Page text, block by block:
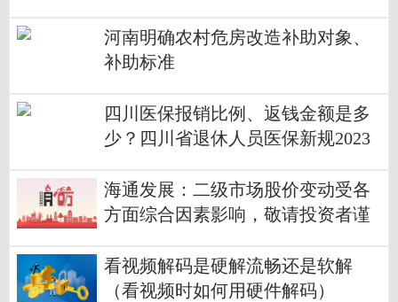
河南明确农村危房改造补助对象、
补助标准
四川医保报销比例、返钱金额是多
少？四川省退休人员医保新规2023
海通发展：二级市场股价变动受各
方面综合因素影响，敬请投资者谨
看视频解码是硬解流畅还是软解
（看视频时如何用硬件解码）